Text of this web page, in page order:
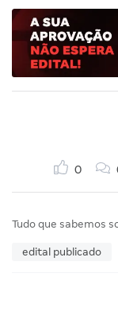
0
Tudo que sabemos
edital publicado